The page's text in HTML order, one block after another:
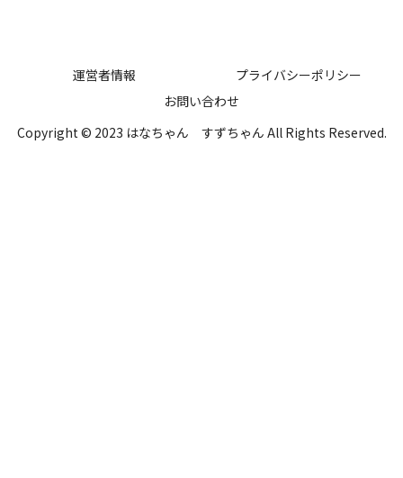
運営者情報
プライバシーポリシー
お問い合わせ
Copyright © 2023 はなちゃん すずちゃん All Rights Reserved.